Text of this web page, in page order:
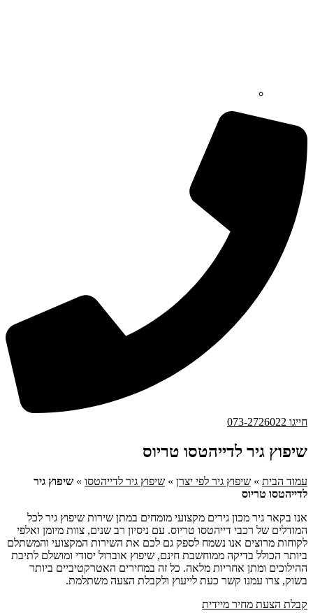
חייגו 073-2726022
שיפוץ גיר לדייהטסו טריוס
עמוד הבית » שיפוץ גיר לפי יצרן » שיפוץ גיר לדייהטסו » שיפוץ גיר
לדייהטסו טריוס
אנו בקאר גיר מכון גירים מקצועי מומחים במתן שירות שיפוץ גיר לכל
המודלים של רכבי דייהטסו טריוס. עם ניסיון רב שנים, צוות מיומן ואלפי
לקוחות מרוצים אנו נשמח לספק גם לכם את השירות המקצועי והמשתלם
ביותר הכולל בדיקה ממוחשבת חינם, שיפוץ אוברול יסודי ומושלם לתיבת
ההילוכים ומתן אחריות מלאה. כל זה במחירים האטרקטיביים ביותר
בשוק, צרו עמנו קשר כעת לייעוץ ולקבלת הצעה משתלמת.
קבלת הצעת מחיר מיידית